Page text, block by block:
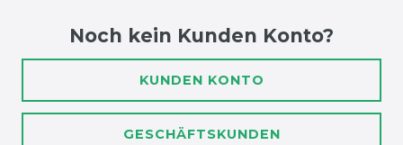
Noch kein Kunden Konto?
KUNDEN KONTO
GESCHÄFTSKUNDEN